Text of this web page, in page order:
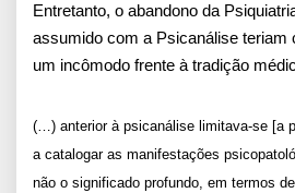
Entretanto, o abandono da
assumido com a Psicanálise teriam
um incômodo frente à tradição
(…) anterior à psicanálise limitava-se [a
a catalogar as manifestações
não o significado profundo, em termos